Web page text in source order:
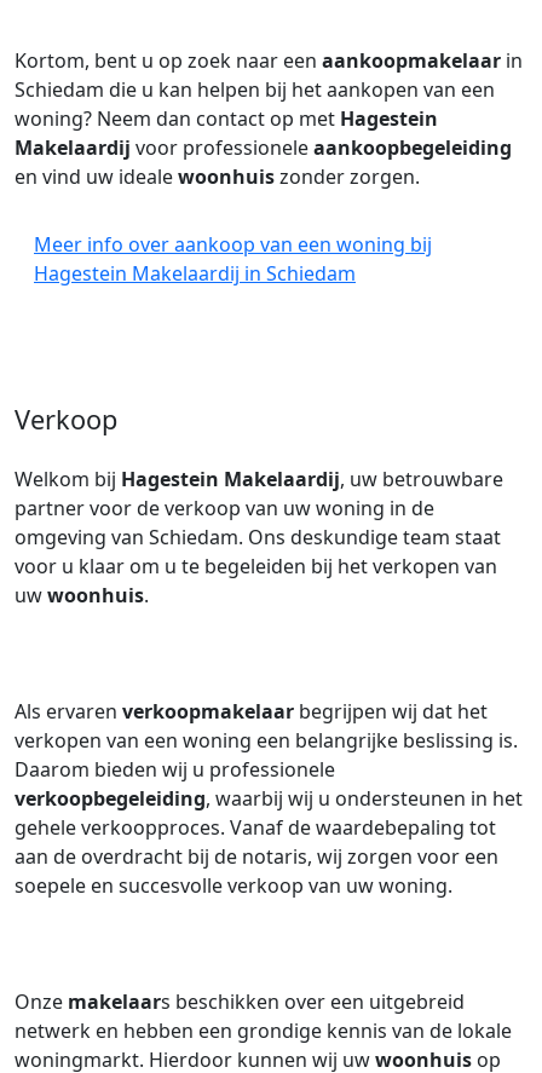
Kortom, bent u op zoek naar een aankoopmakelaar in
Schiedam die u kan helpen bij het aankopen van een
woning? Neem dan contact op met Hagestein
Makelaardij voor professioneleaankoopbegeleiding
en vind uw idealewoonhuiszonder zorgen.
Meer info over aankoop van een woning bij
Hagestein Makelaardij in Schiedam
Verkoop
Welkom bij Hagestein Makelaardij, uw betrouwbare
partner voor de verkoop van uw woning in de
omgeving van Schiedam. Ons deskundige team staat
voor u klaar om u te begeleiden bij het verkopen van
uwwoonhuis.
Als ervaren verkoopmakelaar begrijpen wij dat het
verkopen van een woning een belangrijke beslissing is.
Daarom bieden wij u professionele
verkoopbegeleiding, waarbij wij u ondersteunen in het
gehele verkoopproces. Vanaf de waardebepaling tot
aan de overdracht bij de notaris, wij zorgen voor een
soepele en succesvolle verkoop van uw woning.
Onze makelaars beschikken over een uitgebreid
netwerk en hebben een grondige kennis van de lokale
woningmarkt. Hierdoor kunnen wij uwwoonhuis op